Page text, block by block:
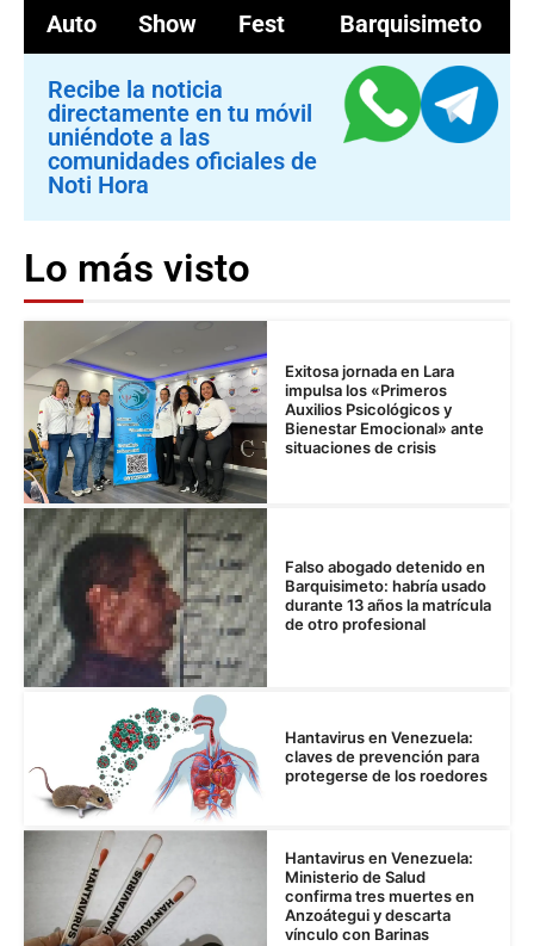
Auto Show Fest Barquisimeto
Recibe la noticia
directamente en tu móvil
uniéndote a las
comunidades oficiales de
Noti Hora
Lo más visto
Exitosa jornada en Lara
impulsa los «Primeros
Auxilios Psicológicos y
Bienestar Emocional» ante
situaciones de crisis
Falso abogado detenido en
Barquisimeto: habría usado
durante 13 años la matrícula
de otro profesional
Hantavirus en Venezuela:
claves de prevención para
protegerse de los roedores
Hantavirus en Venezuela:
Ministerio de Salud
confirma tres muertes en
Anzoátegui y descarta
vínculo con Barinas